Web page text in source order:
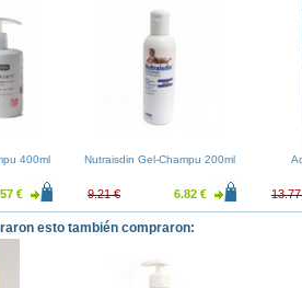
400ml
€
Nutraisdin Gel-Champu 200ml
9.21 € 6.82 €
esto también compraron: